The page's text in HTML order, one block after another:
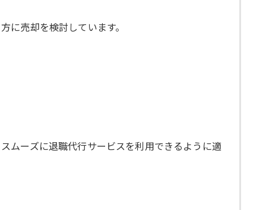
売却を検討しています。
ムーズに退職代行サービスを利用できるように適